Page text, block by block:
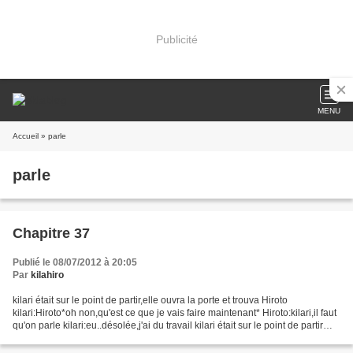
Publicité
MENU
Accueil » parle
parle
Chapitre 37
Publié le 08/07/2012 à 20:05
Par kilahiro
kilari était sur le point de partir,elle ouvra la porte et trouva Hiroto
kilari:Hiroto*oh non,qu'est ce que je vais faire maintenant* Hiroto:kilari,il faut
qu'on parle kilari:eu..désolée,j'ai du travail kilari était sur le point de partir